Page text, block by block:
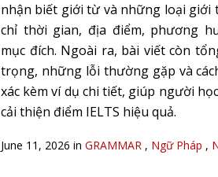
nhận biết giới từ và những loại
chỉ thời gian, địa điểm, phương
mục đích. Ngoài ra, bài viết còn
trọng, những lỗi thường gặp và
xác kèm ví dụ chi tiết, giúp người
cải thiện điểm IELTS hiệu quả.
June 11, 2026 in GRAMMAR , Ngữ Pháp ,